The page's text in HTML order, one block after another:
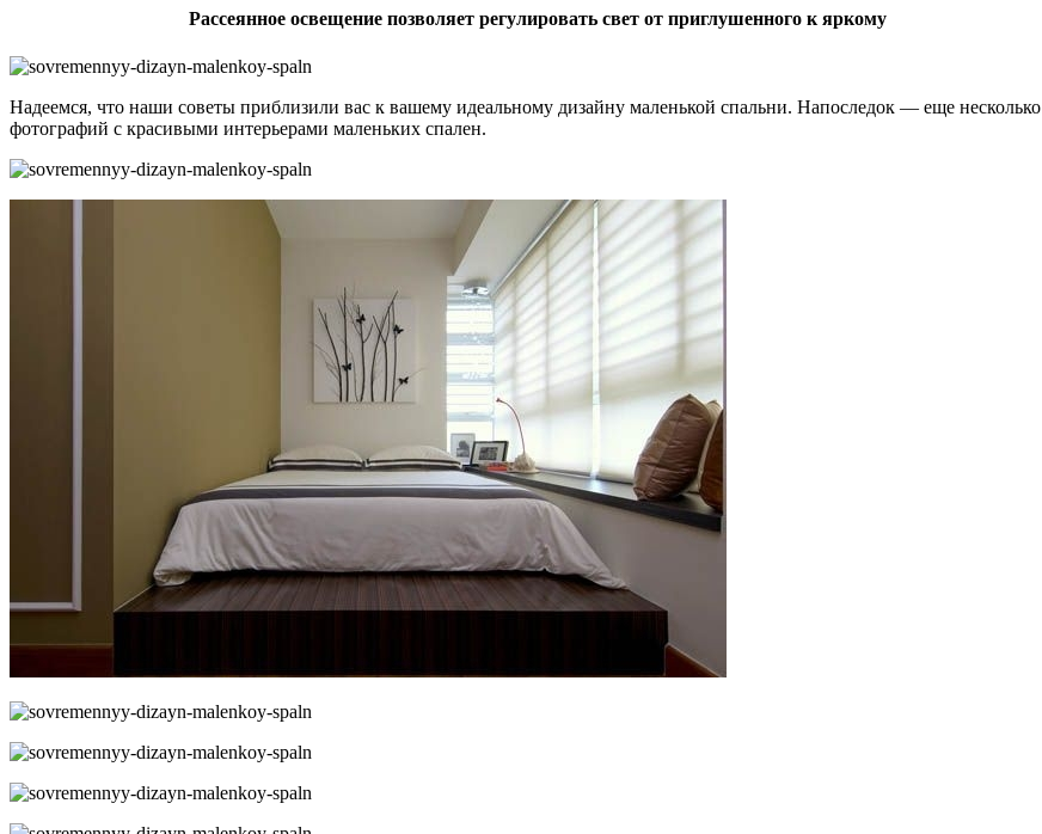
Рассеянное освещение позволяет регулировать свет от приглушенного к яркому
Надеемся, что наши советы приблизили вас к вашему идеальному дизайну маленькой спальни. Напоследок — еще несколько
фотографий с красивыми интерьерами маленьких спален.